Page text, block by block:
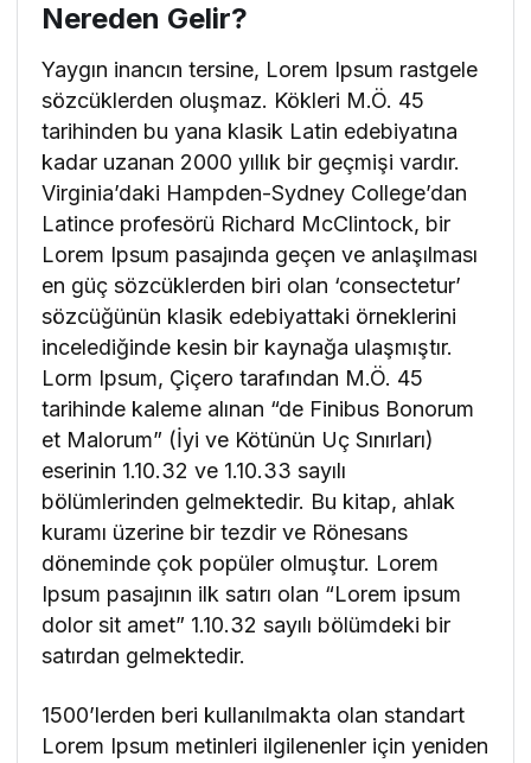
Nereden Gelir?
Yaygın inancın tersine, Lorem Ipsum rastgele
sözcüklerden oluşmaz. Kökleri M.Ö. 45
tarihinden bu yana klasik Latin edebiyatına
kadar uzanan 2000 yıllık bir geçmişi vardır.
Virginia’daki Hampden-Sydney College’dan
Latince profesörü Richard McClintock, bir
Lorem Ipsum pasajında geçen ve anlaşılması
en güç sözcüklerden biri olan ‘consectetur’
sözcüğünün klasik edebiyattaki örneklerini
incelediğinde kesin bir kaynağa ulaşmıştır.
Lorm Ipsum, Çiçero tarafından M.Ö. 45
tarihinde kaleme alınan “de Finibus Bonorum
et Malorum” (İyi ve Kötünün Uç Sınırları)
eserinin 1.10.32 ve 1.10.33 sayılı
bölümlerinden gelmektedir. Bu kitap, ahlak
kuramı üzerine bir tezdir ve Rönesans
döneminde çok popüler olmuştur. Lorem
Ipsum pasajının ilk satırı olan “Lorem ipsum
dolor sit amet” 1.10.32 sayılı bölümdeki bir
satırdan gelmektedir.
1500’lerden beri kullanılmakta olan standart
Lorem Ipsum metinleri ilgilenenler için yeniden